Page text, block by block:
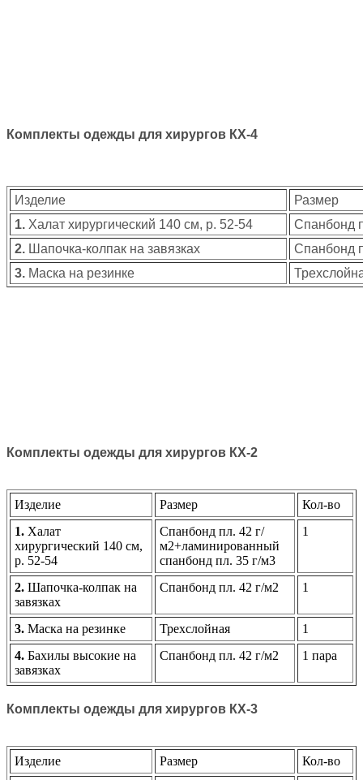
Комплекты одежды для хирургов КХ-4
Изделие
Размер
1. Халат хирургический 140 см, р. 52-54
Спанбонд
2. Шапочка-колпак на завязках
Спанбонд
3. Маска на резинке
Комплекты одежды для хирургов КХ-2
Изделие Размер
Кол-во
1. Халат
хирургический 140 см,
р. 52-54
Спанбонд пл. 42 г/
м2+ламинированный
спанбонд пл. 35 г/м3
1
2. Шапочка-колпак на
завязках
Спанбонд пл. 42 г/м2 1
3. Маска на резинке Трехслойная
1
4. Бахилы высокие на
завязках
Спанбонд пл. 42 г/м2 1 пара
Комплекты одежды для хирургов КХ-3
Изделие Размер
Кол-во